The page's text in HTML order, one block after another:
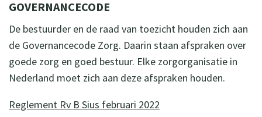
GOVERNANCECODE
De bestuurder en de raad van toezicht houden zich aan
de Governancecode Zorg. Daarin staan afspraken over
goede zorg en goed bestuur. Elke zorgorganisatie in
Nederland moet zich aan deze afspraken houden.
Reglement Rv B Sius februari 2022